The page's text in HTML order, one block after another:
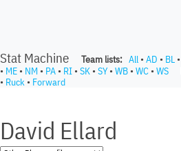
Stat Machine Team lists: All • AD • BL •
• ME • NM • PA • RI • SK • SY• WB • WC • WS
• Ruck • Forward